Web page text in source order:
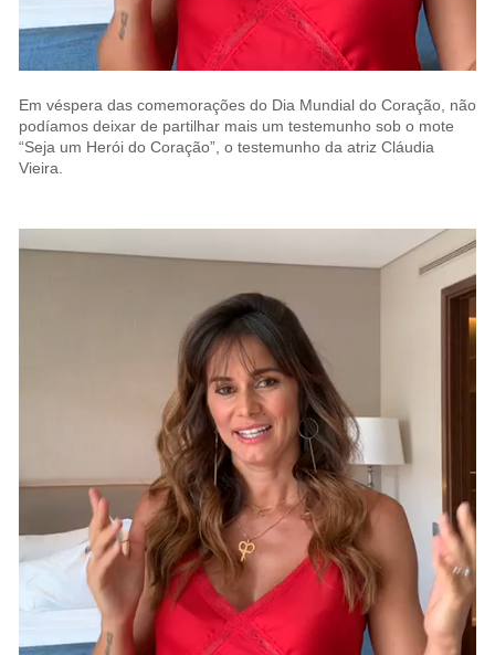
Em véspera das comemorações do Dia Mundial do Coração, não
podíamos deixar de partilhar mais um testemunho sob o mote
“Seja um Herói do Coração”, o testemunho da atriz Cláudia
Vieira.